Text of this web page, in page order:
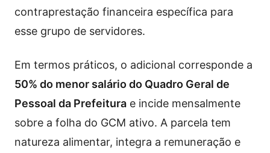
contraprestação financeira específica para
esse grupo de servidores.
Em termos práticos, o adicional corresponde a
50% do menor salário do Quadro Geral de
Pessoal da Prefeitura e incide mensalmente
sobre a folha do GCM ativo. A parcela tem
natureza alimentar, integra a remuneração e